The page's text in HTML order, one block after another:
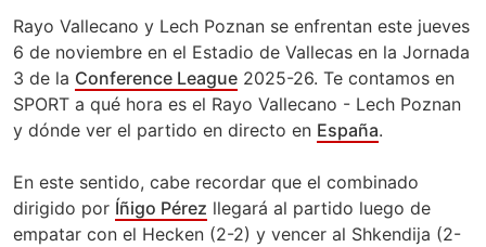
Rayo Vallecano y Lech Poznan se enfrentan este jueves
6 de noviembre en el Estadio de Vallecas en la Jornada
3 de la Conference League 2025-26. Te contamos en
SPORT a qué hora es el Rayo Vallecano - Lech Poznan
y dónde ver el partido en directo en España.
En este sentido, cabe recordar que el combinado
dirigido por Íñigo Pérez llegará al partido luego de
empatar con el Hecken (2-2) y vencer al Shkendija (2-